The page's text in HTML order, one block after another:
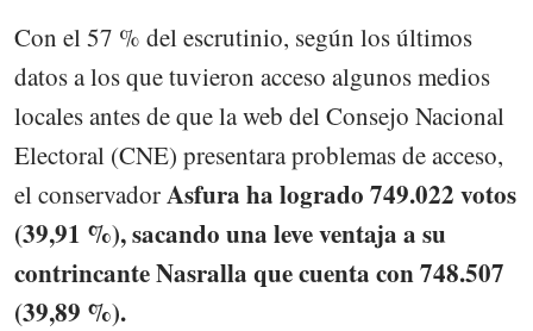
Con el 57 % del escrutinio, según los últimos
datos a los que tuvieron acceso algunos medios
locales antes de que la web del Consejo Nacional
Electoral (CNE) presentara problemas de acceso,
el conservadorAsfura ha logrado 749.022 votos
(39,91 %), sacando una leve ventaja a su
contrincante Nasralla que cuenta con 748.507
(39,89 %).